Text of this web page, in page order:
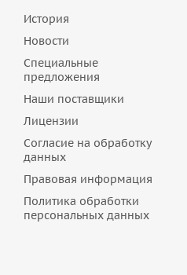
История
Новости
Специальные
предложения
Наши поставщики
Лицензии
Согласие на обработку
данных
Правовая информация
Политика обработки
персональных данных